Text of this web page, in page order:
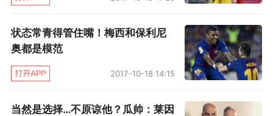
后者通过巴萨生涯处子球，可让这个圣诞显得更
为喜庆。
今夜诺坎普没有遗憾，释放着，重新找回自
我！其实生活也会如此，你再坚持一会......上帝总
是公平的。
状态常青得管住嘴！梅西和保利尼
奥都是模范
2017-10-18 14:15
当然是选择…不原谅他？瓜帅：莱因